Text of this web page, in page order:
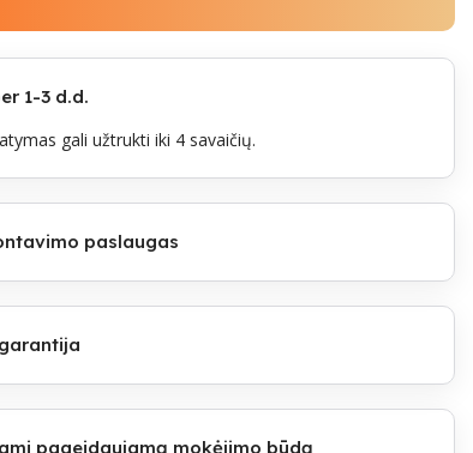
1-3 d.d.
gali užtrukti iki 4 savaičių.
paslaugas
pageidaujamą mokėjimo būdą